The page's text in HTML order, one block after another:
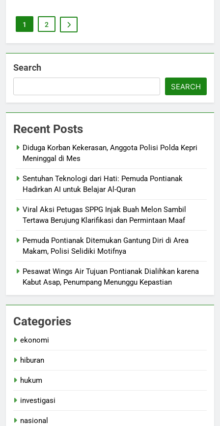
1 2
Search
SEARCH
Recent Posts
Diduga Korban Kekerasan, Anggota Polisi Polda Kepri
Meninggal di Mes
Sentuhan Teknologi dari Hati: Pemuda Pontianak
Hadirkan AI untuk Belajar Al-Quran
Viral Aksi Petugas SPPG Injak Buah Melon Sambil
Tertawa Berujung Klarifikasi dan Permintaan Maaf
Pemuda Pontianak Ditemukan Gantung Diri di Area
Makam, Polisi Selidiki Motifnya
Pesawat Wings Air Tujuan Pontianak Dialihkan karena
Kabut Asap, Penumpang Menunggu Kepastian
Categories
ekonomi
hiburan
hukum
investigasi
nasional